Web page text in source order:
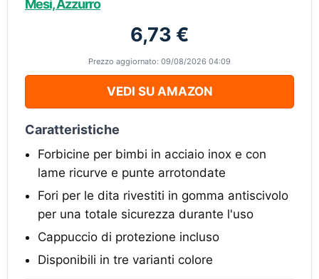
Mesi, Azzurro
6,73 €
Prezzo aggiornato: 09/08/2026 04:09
VEDI SU AMAZON
Caratteristiche
Forbicine per bimbi in acciaio inox e con
lame ricurve e punte arrotondate
Fori per le dita rivestiti in gomma antiscivolo
per una totale sicurezza durante l'uso
Cappuccio di protezione incluso
Disponibili in tre varianti colore